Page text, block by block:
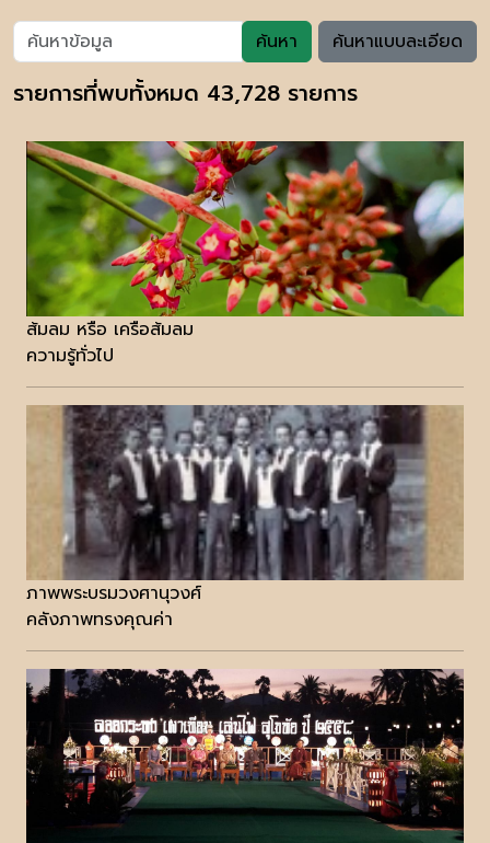
ค้นหา ค้นหาแบบละเอียด
รายการที่พบทั้งหมด 43,728 รายการ
ส้มลม หรือ เครือส้มลม
ความรู้ทั่วไป
ภาพพระบรมวงศานุวงศ์
คลังภาพทรงคุณค่า